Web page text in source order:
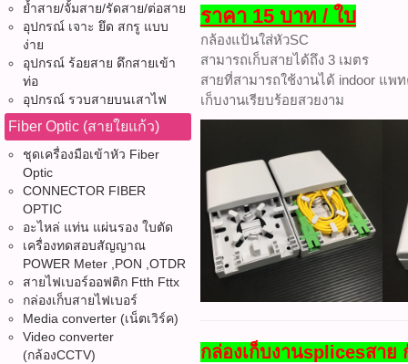
ย้ำสาย/จั้มสาย/รัดสาย/ต่อสาย
อุปกรณ์ เจาะ ยึด สกรู แบบ
ง่าย
อุปกรณ์ ร้อยสาย ดึกสายเข้า
ท่อ
อุปกรณ์ รวบสายบนเสาไฟ
Fiber Optic (สายใยแก้ว)
ชุดเครื่องมือเข้าหัว Fiber
Optic
CONNECTOR FIBER
OPTIC
อะไหล่ แท่น แผ่นรอง ใบตัด
เครื่องทดสอบสัญญาณ
POWER Meter ,PON ,OTDR
สายไฟเบอร์ออฟติก Ftth Fttx
กล่องเก็บสายไฟเบอร์
Media converter (เน็ตเวิร์ค)
Video converter
(กล้องCCTV)
ราคา 15 บาท / ใบ
กล้องแป้นใส่หัวSC
สามารถเก็บสายได้ถึง 3 เมตร
สายที่สามารถใช้งานได้ indoor แพ
เก็บงานเรียบร้อยสวยงาม
กล่องเก็บงานsplicesสา